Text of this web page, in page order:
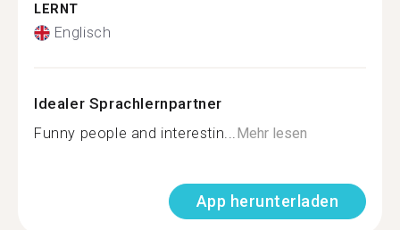
LERNT
Englisch
Idealer Sprachlernpartner
Funny people and interestin...Mehr lesen
App herunterladen